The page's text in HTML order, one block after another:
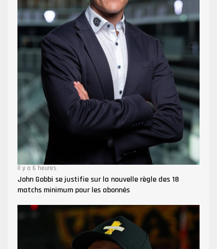
Il y a 6 heures
John Gobbi se justifie sur la nouvelle règle des 18
matchs minimum pour les abonnés